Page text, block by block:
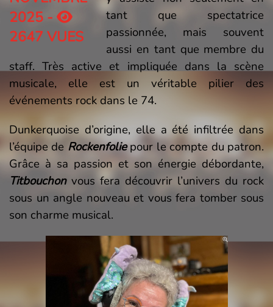
2025 -
2647 VUES
tant que spectatrice
passionnée, mais souvent
aussi en tant que membre du
staff. Très active et impliquée dans la scène
musicale, elle est un véritable pilier des
événements rock dans le 74.
Dunkerquoise d’origine, elle a été infiltrée dans
l’équipe de Rockenfoliepour le compte du patron.
Grâce à sa passion et son énergie débordante,
Titbouchonvous fera découvrir l’univers du rock
sous un angle nouveau et vous fera tomber sous
son charme musical.